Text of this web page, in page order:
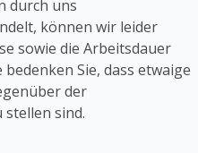
durch uns
können wir leider
sowie die Arbeitsdauer
Sie, dass etwaige
der
sind.